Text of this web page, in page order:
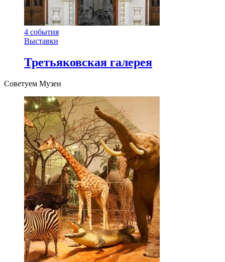
4 события
Выставки
Третьяковская галерея
Советуем Музеи